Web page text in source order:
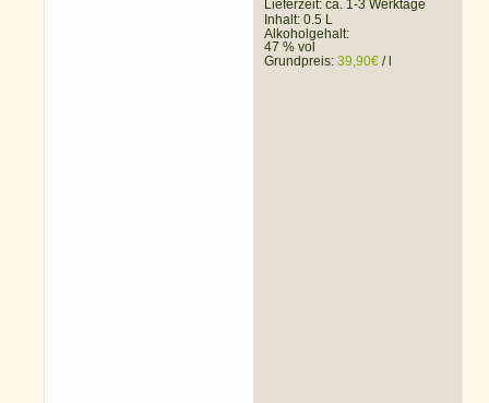
Lieferzeit: ca. 1-3 Werktage
Inhalt: 0.5 L
Alkoholgehalt:
47 % vol
Grundpreis: 39,90€ /